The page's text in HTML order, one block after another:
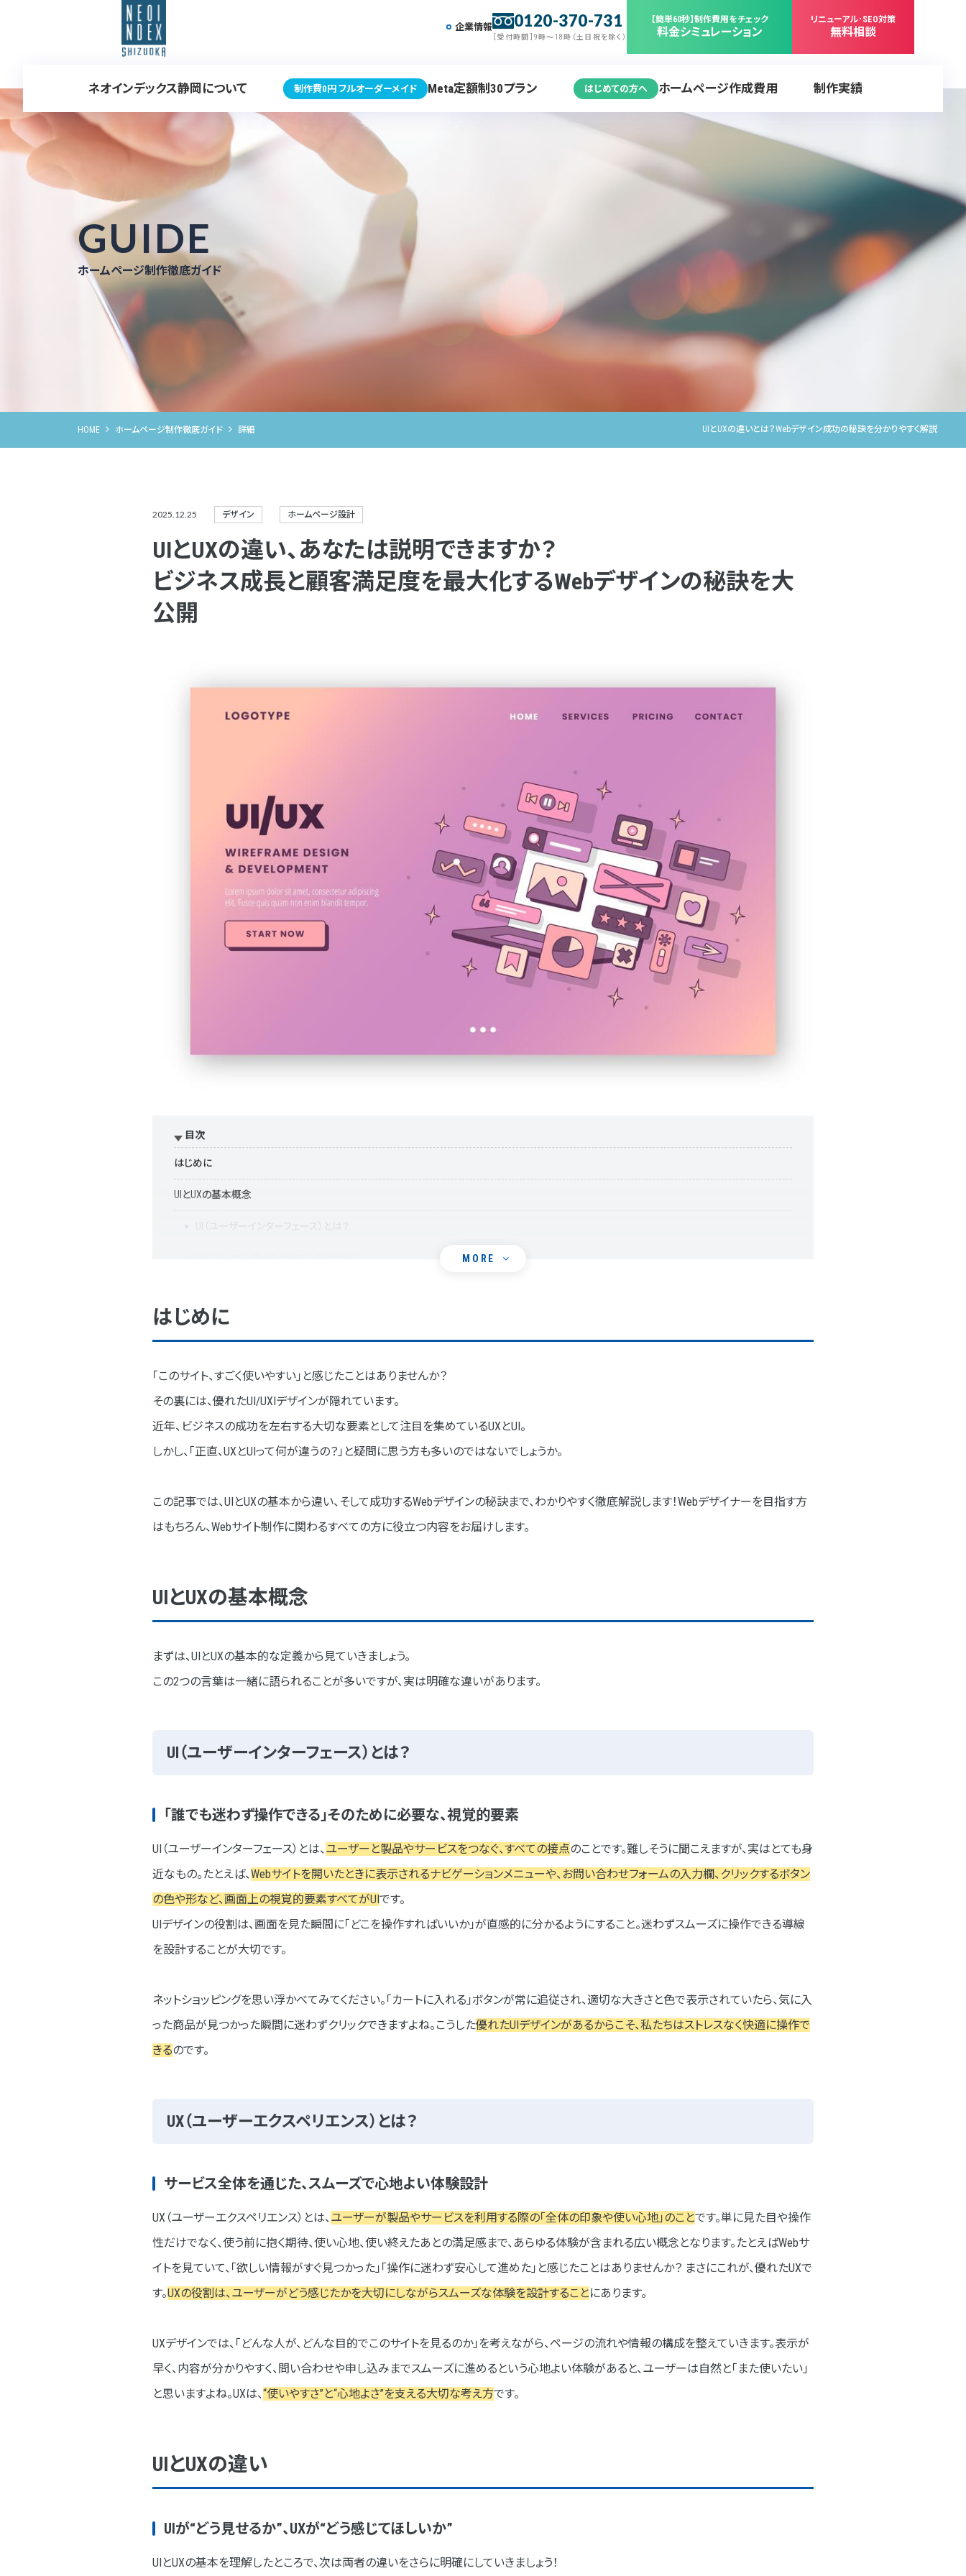
企業情報 0120-370-731
［受付時間］9時～18時（土日祝を除く）
【簡単60秒】制作費用をチェック
料金シミュレーション
リニューアル･SEO対策
無料相談
ネオインデックス静岡について 制作費0円 フルオーダーメイド Meta定額制30プラン はじめての方へ ホームページ作成費用 制作実績
UIとUXの違いとは？Webデザイン成功の秘訣を分かりやすく解説
GUIDE
ホームページ制作徹底ガイド
HOME ホームページ制作徹底ガイド 詳細
2025.12.25 デザイン ホームページ設計
UIとUXの違い、あなたは説明できますか？
ビジネス成長と顧客満足度を最大化するWebデザインの秘訣を大
公開
MORE
目次
はじめに
UIとUXの基本概念
UI（ユーザーインターフェース）とは？
「視覚的要素」と「体験」の違い
UI/UXデザインの重要性
ビジネス成果への影響
④ ストレスを感じさせない操作感
STEP⑤ デザイン案を作成し、見た目を整える
STEP⑥ テスト環境を実装し、実際に操作する
STEP⑦ フィードバックをもとに改善する
ネオインデックスが手がける、UI/UXデザインの成功事例
成功事例② マルユウハウジー様
まとめ
はじめに
「このサイト、すごく使いやすい」と感じたことはありませんか？
その裏には、優れたUI/UXIデザインが隠れています。
近年、ビジネスの成功を左右する大切な要素として注目を集めているUXとUI。
しかし、「正直、UXとUIって何が違うの？」と疑問に思う方も多いのではないでしょうか。
この記事では、UIとUXの基本から違い、そして成功するWebデザインの秘訣まで、わかりやすく徹底解説します！Webデザイナーを目指す方
はもちろん、Webサイト制作に関わるすべての方に役立つ内容をお届けします。
UIとUXの基本概念
まずは、UIとUXの基本的な定義から見ていきましょう。
この2つの言葉は一緒に語られることが多いですが、実は明確な違いがあります。
UI（ユーザーインターフェース）とは？
「誰でも迷わず操作できる」そのために必要な、視覚的要素
UI（ユーザーインターフェース）とは、 ユーザーと製品やサービスをつなぐ、すべての接点のことです。難しそうに聞こえますが、実はとても身
近なもの。たとえば、Webサイトを開いたときに表示されるナビゲーションメニューや、お問い合わせフォームの入力欄、クリックするボタン
の色や形など、画面上の視覚的要素すべてがUIです。
UIデザインの役割は、画面を見た瞬間に「どこを操作すればいいか」が直感的に分かるようにすること。迷わずスムーズに操作できる導線
を設計することが大切です。
ネットショッピングを思い浮かべてみてください。「カートに入れる」ボタンが常に追従され、適切な大きさと色で表示されていたら、気に入
った商品が見つかった瞬間に迷わずクリックできますよね。こうした優れたUIデザインがあるからこそ、私たちはストレスなく快適に操作で
きるのです。
UX（ユーザーエクスペリエンス）とは？
サービス全体を通じた、スムーズで心地よい体験設計
UX（ユーザーエクスペリエンス）とは、 ユーザーが製品やサービスを利用する際の「全体の印象や使い心地」のことです。単に見た目や操作
性だけでなく、使う前に抱く期待、使い心地、使い終えたあとの満足感まで、あらゆる体験が含まれる広い概念となります。たとえばWebサ
イトを見ていて、「欲しい情報がすぐ見つかった」「操作に迷わず安心して進めた」と感じたことはありませんか？ まさにこれが、優れたUXで
す。UXの役割は、ユーザーがどう感じたかを大切にしながらスムーズな体験を設計することにあります。
UXデザインでは、「どんな人が、どんな目的でこのサイトを見るのか」を考えながら、ページの流れや情報の構成を整えていきます。表示が
早く、内容が分かりやすく、問い合わせや申し込みまでスムーズに進めるという心地よい体験があると、ユーザーは自然と「また使いたい」
と思いますよね。UXは、“使いやすさ”と“心地よさ”を支える大切な考え方です。
UIとUXの違い
UIが“どう見せるか”、UXが“どう感じてほしいか”
UIとUXの基本を理解したところで、次は両者の違いをさらに明確にしていきましょう！